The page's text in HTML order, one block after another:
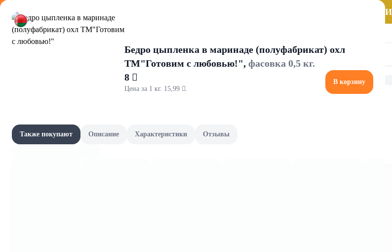
Оформляйте заказ НА САМОВЫВОЗ и получайте
Товары-партнёры
Бедро цыпленка в маринаде (полуфабрикат) охл
ТМ"Готовим с любовью!", фасовка 0,5 кг.
8 
Цена за 1 кг. 15,99 .
В корзину
Также покупают Описание Характеристики Отзывы